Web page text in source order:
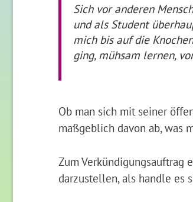
Sich vor anderen
und als Student
mich bis auf die
ging, mühsam lernen,
Ob man sich mit seiner
maßgeblich davon ab, was
Zum Verkündigungsauftrag
darzustellen, als handle es